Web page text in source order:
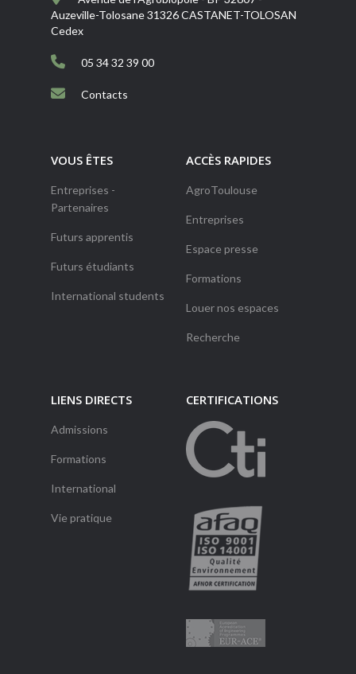
Auzeville-Tolosane 31326 CASTANET-TOLOSAN
Cedex
05 34 32 39 00
Contacts
VOUS ÊTES
Entreprises -
Partenaires
Futurs apprentis
Futurs étudiants
International students
ACCÈS RAPIDES
AgroToulouse
Entreprises
Espace presse
Formations
Louer nos espaces
Recherche
LIENS DIRECTS
Admissions
Formations
International
Vie pratique
CERTIFICATIONS